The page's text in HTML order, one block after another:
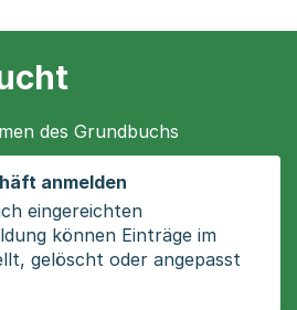
des Grundbuchs
anmelden
eingereichten
können Einträge im
gelöscht oder angepasst